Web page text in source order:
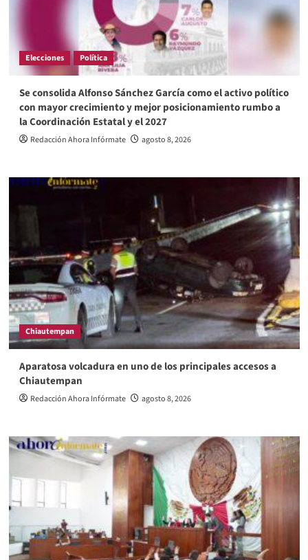
Elecciones Política
Se consolida Alfonso Sánchez García como el activo político
con mayor crecimiento y mejor posicionamiento rumbo a
la Coordinación Estatal y el 2027
Redacción Ahora Infórmate agosto 8, 2026
Chiautempan
Aparatosa volcadura en uno de los principales accesos a
Chiautempan
Redacción Ahora Infórmate agosto 8, 2026